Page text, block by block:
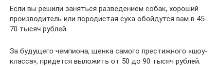
Если вы решили заняться разведением собак, хороший
производитель или породистая сука обойдутся вам в 45-
70 тысяч рублей.
За будущего чемпиона, щенка самого престижного «шоу-
класса», придется выложить от 50 до 90 тысяч рублей.